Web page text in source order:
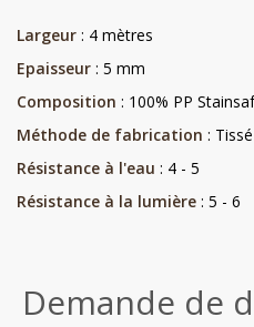
Largeur : 4 mètres
Epaisseur : 5 mm
Composition : 100% PP
Méthode de fabrication :
Résistance à l'eau : 4 - 5
Résistance à la lumière : 5 - 6
Demande de